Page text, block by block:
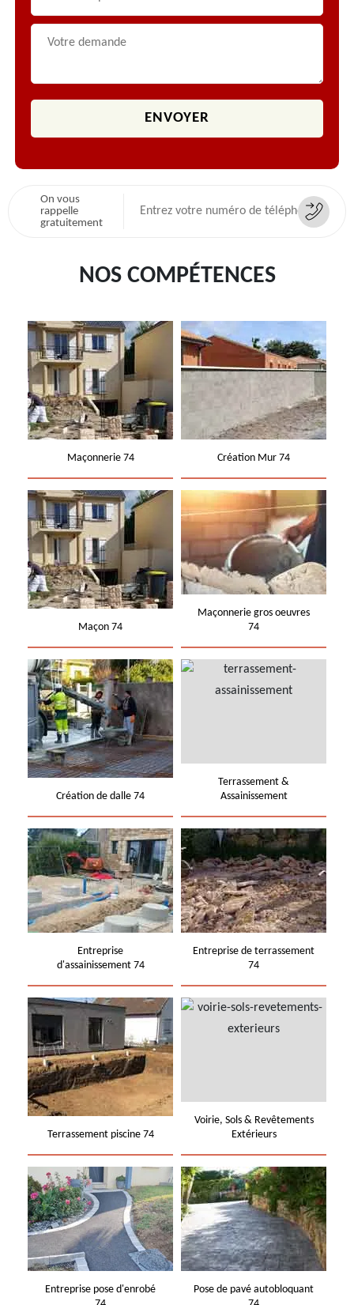
On vous
rappelle
gratuitement
NOS COMPÉTENCES
Maçonnerie 74 Création Mur 74
Maçon 74
Maçonnerie gros oeuvres
74
Création de dalle 74
Terrassement &
Assainissement
Entreprise
d'assainissement 74
Entreprise de terrassement
74
Terrassement piscine 74
Voirie, Sols & Revêtements
Extérieurs
Entreprise pose d'enrobé
Pose de pavé autobloquant